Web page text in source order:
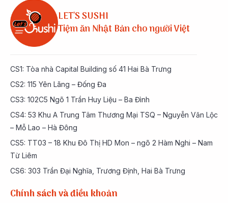
LET'S SUSHI
Tiệm ăn Nhật Bản cho người Việt
CS1: Tòa nhà Capital Building số 41 Hai Bà Trưng
CS2: 115 Yên Lãng – Đống Đa
CS3: 102C5 Ngõ 1 Trần Huy Liệu – Ba Đình
CS4: 53 Khu A Trung Tâm Thương Mại TSQ – Nguyễn Văn Lộc
– Mỗ Lao – Hà Đông
CS5: TT03 – 18 Khu Đô Thị HD Mon – ngõ 2 Hàm Nghi – Nam
Từ Liêm
CS6: 303 Trần Đại Nghĩa, Trương Định, Hai Bà Trưng
Chính sách và điều khoản